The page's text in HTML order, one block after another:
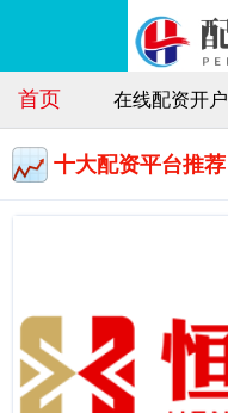
首页 在线配资开户
十大配资平台推荐